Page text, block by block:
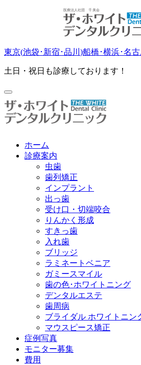
東京(池袋 ･ 新宿 ･品川 )船橋 ･横浜･名
土日・祝日も診療しております！
ホーム
診療案内
虫歯
歯列矯正
インプラント
出っ歯
受け口・切端咬合
りんかく形成
すきっ歯
入れ歯
ブリッジ
ラミネートベニア
ガミースマイル
歯の色･ホワイトニング
デンタルエステ
歯周病
ブライダル ホワイトニン
マウスピース矯正
症例写真
モニター募集
費用